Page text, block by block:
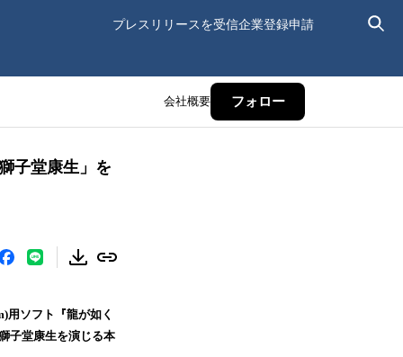
プレスリリースを受信企業登録申請
会社概要 フォロー
子堂康生」を
用ソフト『龍が如く
子堂康生を演じる本